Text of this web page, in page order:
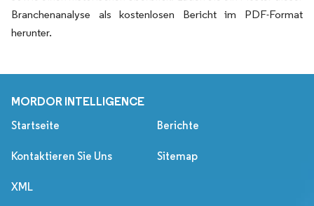
Branchenanalyse als kostenlosen Bericht im PDF-Format
herunter.
MORDOR INTELLIGENCE
Startseite Berichte
Kontaktieren Sie Uns Sitemap
XML